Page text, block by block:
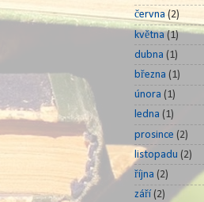
června (2)
května(1)
dubna (1)
března (1)
února (1)
ledna (1)
prosince (2)
listopadu (2)
října (2)
září (2)